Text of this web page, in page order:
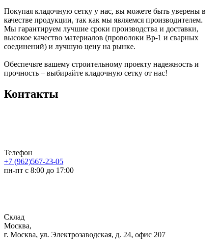
Покупая кладочную сетку у нас, вы можете быть уверены в
качестве продукции, так как мы являемся производителем.
Мы гарантируем лучшие сроки производства и доставки,
высокое качество материалов (проволоки Вр-1 и сварных
соединений) и лучшую цену на рынке.
Обеспечьте вашему строительному проекту надежность и
прочность – выбирайте кладочную сетку от нас!
Контакты
Телефон
+7 (962)567-23-05
пн-пт с 8:00 до 17:00
Склад
Москва,
г. Москва, ул. Электрозаводская, д. 24, офис 207